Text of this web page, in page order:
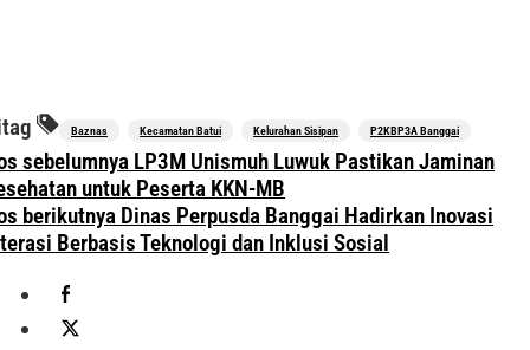
Baznas Kecamatan Batui Kelurahan Sisipan P2KBP3A Banggai
sebelumnya LP3M Unismuh Luwuk Pastikan Jaminan
untuk Peserta KKN-MB
berikutnya Dinas Perpusda Banggai Hadirkan Inovasi
Berbasis Teknologi dan Inklusi Sosial